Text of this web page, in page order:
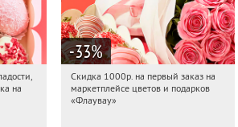
на
-33%
07:53:04 Получили:
Россия
Скидка 1000р. на первый заказ на
маркетплейсе цветов и подарков
«Флаувау»